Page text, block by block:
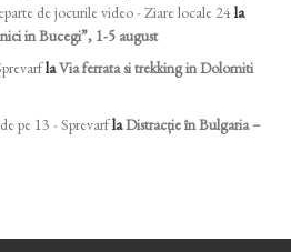
de jocurile video - Ziare locale 24la
in Bucegi”, 1-5 august
laVia ferrata si trekking in Dolomiti
pe 13 - SprevarflaDistracție în Bulgaria –